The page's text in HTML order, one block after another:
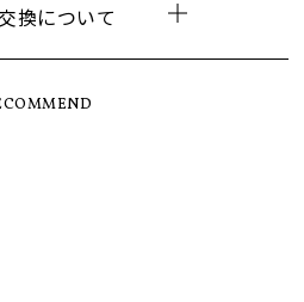
換について